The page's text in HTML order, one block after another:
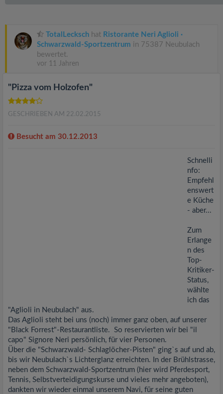
TotalLecksch hat Ristorante Neri Aglioli ·
Schwarzwald-Sportzentrum in 75387 Neubulach
bewertet.
vor 11 Jahren
"Pizza vom Holzofen"
GESCHRIEBEN AM 22.02.2015
Besucht am 30.12.2013
Schnelli
nfo:
Empfehl
enswert
e Küche
- aber...
Zum
Erlange
n des
Top-
Kritiker-
Status,
wählte
ich das
"Aglioli in Neubulach" aus.
Das Aglioli steht bei uns (noch) immer ganz oben, auf unserer
"Black Forrest"-Restaurantliste. So reservierten wir bei "il
capo" Signore Neri persönlich, für vier Personen.
Über die "Schwarzwald- Schlaglöcher-Pisten" ging`s auf und ab,
bis wir Neubulach`s Lichterglanz erreichten. In der Brühlstrasse,
neben dem Schwarzwald-Sportzentrum (hier wird Pferdesport,
Tennis, Selbstverteidigungskurse und vieles mehr angeboten),
dankten wir wieder einmal unserem Navi, für seine guten
t
i